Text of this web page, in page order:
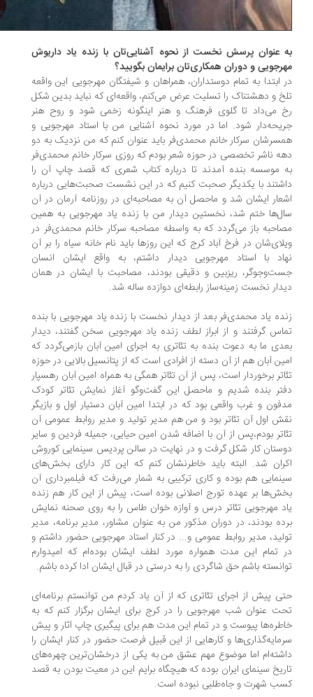
عنوان پرسش نخست از نحوه آشنایی‌تان با زنده یاد داریوش
و دوران همکاری‌تان برایمان بگویید؟
ابتدا به تمام دوستداران، همراهان و شیفتگان مهرجویی این واقعه
و دهشتناک را تسلیت عرض می‌کنم، واقعه‌ای که نباید بدین شکل
می‌داد تا گلوی فرهنگ و هنر اینگونه زخمی شود و روح هنر
شود. اما در مورد نحوه آشنایی من با استاد مهرجویی و
سرکار خانم محمدی‌فر باید عنوان کنم که من نزدیک به دو
ناشر تخصصی در حوزه شعر بودم که روزی سرکار خانم محمدی‌فر
موسسه بنده آمدند تا درباره کتاب شعری که قصد چاپ آن را
با یکدیگر صحبت کنیم که در این نشست صحبت‌هایی درباره
ایشان شد و ماحصل آن به مصاحبه‌ای در روزنامه آرمان در آن
ختم شد، نخستین دیدار من با زنده یاد مهرجویی به همین
باز می‌گردد که به واسطه مصاحبه سرکار خانم محمدی‌فر در
در فرخ آباد کرج که این روزها باید نام خانه سیاه را بر آن
با استاد مهرجویی دیدار داشتم، به واقع ایشان انسان
ریزبین و دقیقی بودند، مصاحبت با ایشان در همان
نخست زمینه‌ساز رابطه‌ای دوازده ساله شد.
یاد محمدی‌فر بعد از دیدار نخست با زنده یاد مهرجویی با بنده
گرفتند و از ابراز لطف زنده یاد مهرجویی سخن گفتند، دیدار
ما به دعوت بنده به تئاتری به اجرای امین آبان بازمی‌گردد که
آبان هم از آن دسته از افرادی است که از پتانسیل بالایی در حوزه
برخوردار است، پس از آن تئاتر همگی به همراه امین آبان رهسپار
بنده شدیم و ماحصل این گفت‌وگو آغاز نمایش تئاتر کودک
و غرب واقعی بود که در ابتدا امین آبان دستیار اول و بازیگر
اول آن تئاتر بود و من هم مدیر تولید و مدیر روابط عمومی آن
بودم،پس از آن با اضافه شدن امین حیایی، جمیله فردین و سایر
کار شکل گرفت و در نهایت در سالن پردیس سینمایی کوروش
شد. البته باید خاطرنشان کنم که این کار دارای بخش‌های
هم بوده و کاری ترکیبی به شمار می‌رفت که فیلمبرداری آن
بر عهده تورج اصلانی بوده است، پیش از این کار هم زنده
مهرجویی تئاتر درس و آوازه خوان طاس را به روی صحنه نمایش
بودند، در دوران مذکور من به عنوان مشاور، مدیر برنامه، مدیر
مدیر روابط عمومی و... در کنار استاد مهرجویی حضور داشتم و
تمام این مدت همواره مورد لطف ایشان بوده‌ام که امیدوارم
باشم حق شاگردی را به درستی در قبال ایشان ادا کرده باشم.
پیش از اجرای تئاتری که از آن یاد کردم من توانستم برنامه‌ای
عنوان شب مهرجویی را در کرج برای ایشان برگزار کنم که به
پیوست و در تمام این مدت هم برای پیگیری چاپ آثار و پیش
و کارهایی از این قبیل فرصت حضور در کنار ایشان را
اما موضوع مهم عشق من به یکی از درخشان‌ترین چهره‌های
سینمای ایران بوده که هیچگاه برایم این در معیت بودن به قصد
شهرت و جاه‌طلبی نبوده است.